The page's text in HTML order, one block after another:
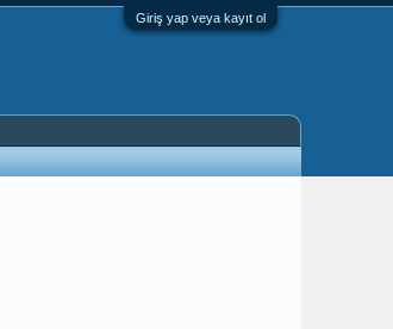
Giriş yap veya kayıt ol